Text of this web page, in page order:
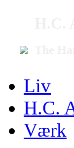
Liv
H.C.
Værk